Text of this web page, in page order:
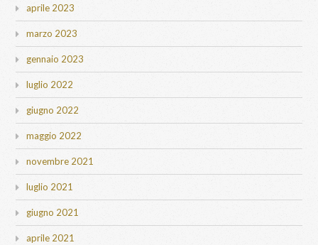
aprile 2023
marzo 2023
gennaio 2023
luglio 2022
giugno 2022
maggio 2022
novembre 2021
luglio 2021
giugno 2021
aprile 2021